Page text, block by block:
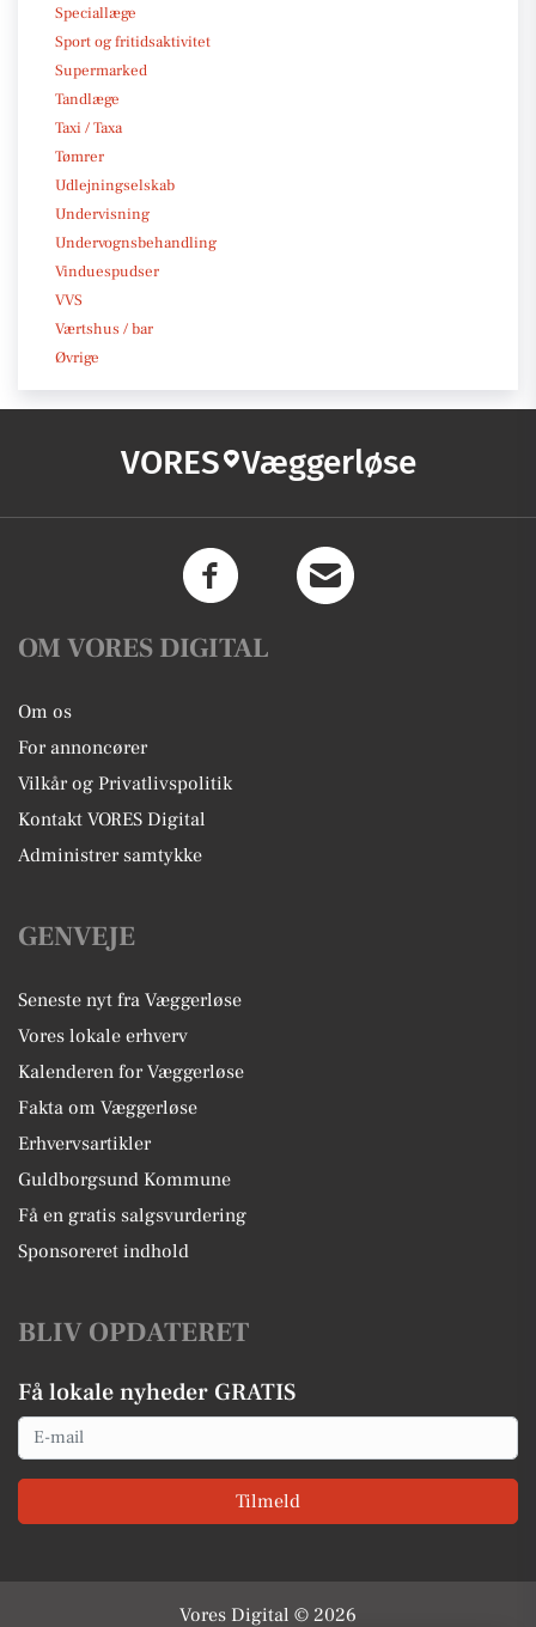
Speciallæge
Sport og fritidsaktivitet
Supermarked
Tandlæge
Taxi / Taxa
Tømrer
Udlejningselskab
Undervisning
Undervognsbehandling
Vinduespudser
VVS
Værtshus / bar
Øvrige
VORES Væggerløse
OM VORES DIGITAL
Om os
For annoncører
Vilkår og Privatlivspolitik
Kontakt VORES Digital
Administrer samtykke
GENVEJE
Seneste nyt fra Væggerløse
Vores lokale erhverv
Kalenderen for Væggerløse
Fakta om Væggerløse
Erhvervsartikler
Guldborgsund Kommune
Få en gratis salgsvurdering
Sponsoreret indhold
BLIV OPDATERET
Få lokale nyheder GRATIS
Email
Tilmeld
Vores Digital © 2026